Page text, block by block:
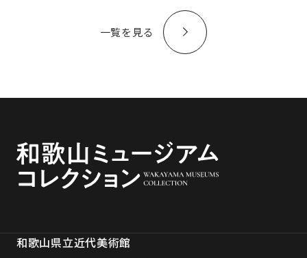
一覧を見る
和歌山県立近代美術館